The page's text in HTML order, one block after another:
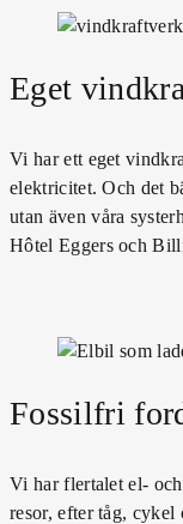
Eget
Vi har ett eget
elektricitet. Och det
utan även våra
Hôtel Eggers och
Fossilfri
Vi har flertalet el-
resor, efter tåg, cykel